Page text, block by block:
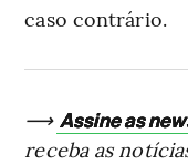
caso contrário.
⟶ Assine as
receba as